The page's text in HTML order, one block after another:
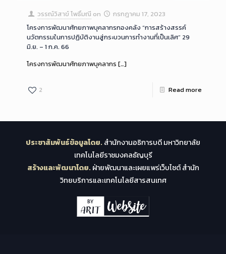
วรรณ์วิสาข์ โพธิ์มณี on
กรกฎาคม 17, 2023
โครงการพัฒนาศักยภาพบุคลากรกองคลัง “การสร้างสรรค์
นวัตกรรมในการปฏิบัติงานสู่กระบวนการทำงานที่เป็นเลิศ” 29
มิ.ย. – 1 ก.ค. 66
โครงการพัฒนาศักยภาพบุคลากร […]
2 Read more
ประชาสัมพันธ์ข้อมูลโดย. สำนักงานอธิการบดี มหาวิทยาลัย
เทคโนโลยีราชมงคลธัญบุรี
สร้างและพัฒนาโดย. ฝ่ายพัฒนาและเผยแพร่เว็บไซต์ สำนัก
วิทยบริการและเทคโนโลยีสารสนเทศ